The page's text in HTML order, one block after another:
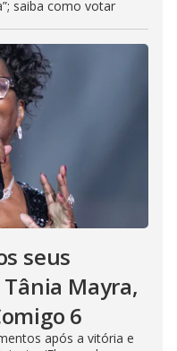
saiba como votar
seus
Mayra,
6
após a vitória e